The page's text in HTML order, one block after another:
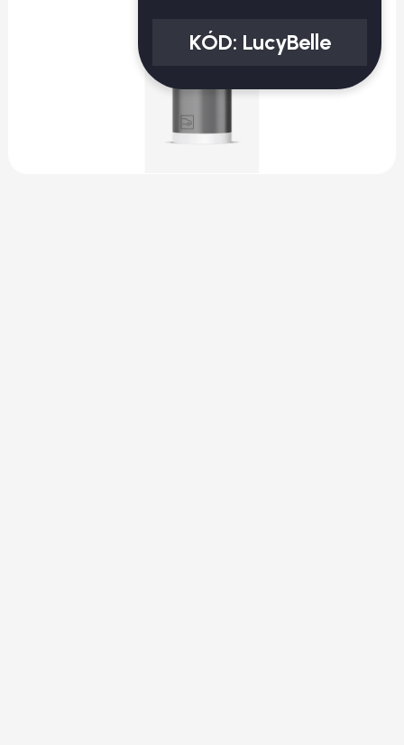
KÓD: LucyBelle